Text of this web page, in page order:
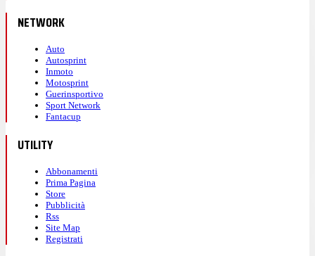
NETWORK
Auto
Autosprint
Inmoto
Motosprint
Guerinsportivo
Sport Network
Fantacup
UTILITY
Abbonamenti
Prima Pagina
Store
Pubblicità
Rss
Site Map
Registrati